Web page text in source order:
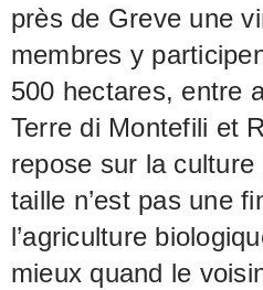
près de Greve une
membres y
500 hectares, entre
Terre di Montefili et
repose sur la culture
taille n’est pas une
l’agriculture
mieux quand le